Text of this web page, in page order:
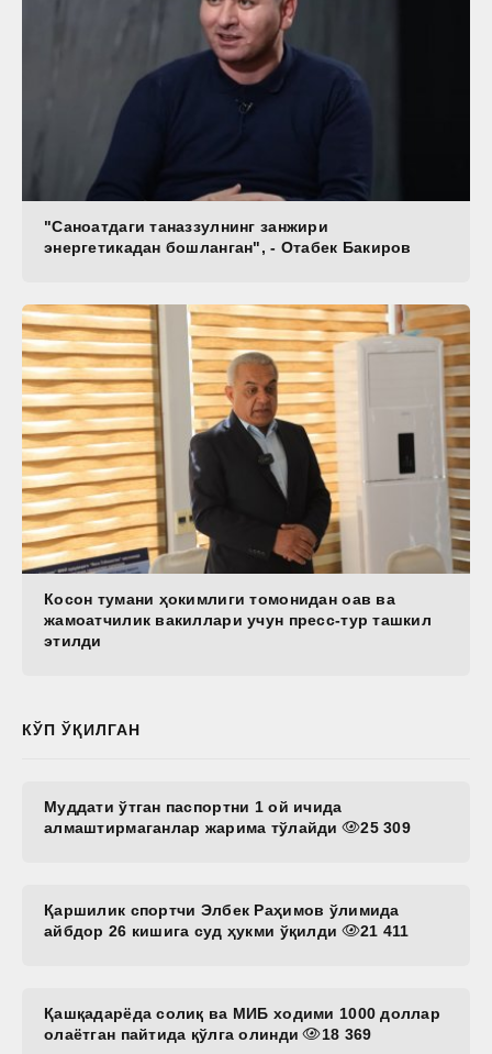
"Саноатдаги таназзулнинг занжири
энергетикадан бошланган", - Отабек Бакиров
Косон тумани ҳокимлиги томонидан оав ва
жамоатчилик вакиллари учун пресс-тур ташкил
этилди
КЎП ЎҚИЛГАН
Муддати ўтган паспортни 1 ой ичида
алмаштирмаганлар жарима тўлайди
25 309
Қаршилик спортчи Элбек Раҳимов ўлимида
айбдор 26 кишига суд ҳукми ўқилди
21 411
Қашқадарёда солиқ ва МИБ ходими 1000 доллар
олаётган пайтида қўлга олинди
18 369